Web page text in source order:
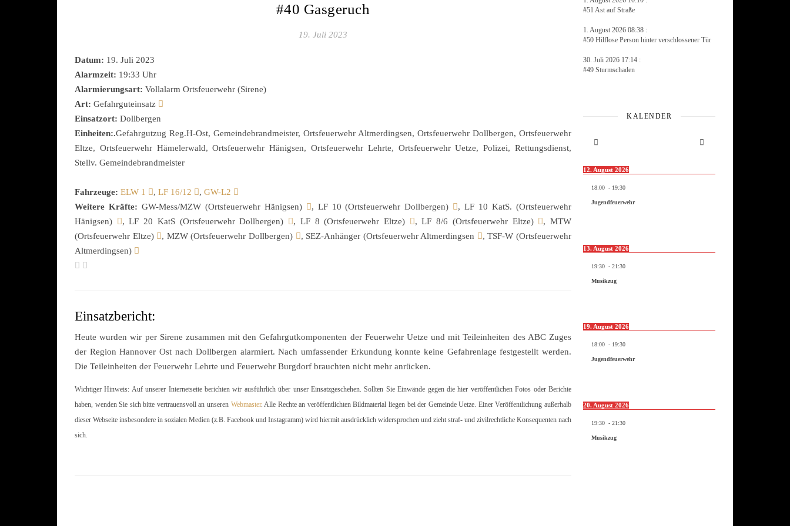
#40 Gasgeruch
19. Juli 2023
Datum: 19. Juli 2023
Alarmzeit: 19:33 Uhr
Alarmierungsart: Vollalarm Ortsfeuerwehr (Sirene)
Art: Gefahrguteinsatz
Einsatzort: Dollbergen
Einheiten:.Gefahrgutzug Reg.H-Ost, Gemeindebrandmeister, Ortsfeuerwehr Altmerdingsen, Ortsfeuerwehr Dollbergen, Ortsfeuerwehr
Eltze, Ortsfeuerwehr Hämelerwald, Ortsfeuerwehr Hänigsen, Ortsfeuerwehr Lehrte, Ortsfeuerwehr Uetze, Polizei, Rettungsdienst,
Stellv. Gemeindebrandmeister
Fahrzeuge: ELW 1 , LF 16/12 , GW-L2
Weitere Kräfte: GW-Mess/MZW (Ortsfeuerwehr Hänigsen) , LF 10 (Ortsfeuerwehr Dollbergen)
, LF 10 KatS. (Ortsfeuerwehr
Hänigsen)
, LF 20 KatS (Ortsfeuerwehr Dollbergen) , LF 8 (Ortsfeuerwehr Eltze) , LF 8/6 (Ortsfeuerwehr Eltze)
, MTW
(Ortsfeuerwehr Eltze)
, MZW (Ortsfeuerwehr Dollbergen) , SEZ-Anhänger (Ortsfeuerwehr Altmerdingsen
, TSF-W (Ortsfeuerwehr
Altmerdingsen)
Einsatzbericht:
Heute wurden wir per Sirene zusammen mit den Gefahrgutkomponenten der Feuerwehr Uetze und mit Teileinheiten des ABC Zuges
der Region Hannover Ost nach Dollbergen alarmiert. Nach umfassender Erkundung konnte keine Gefahrenlage festgestellt werden.
Die Teileinheiten der Feuerwehr Lehrte und Feuerwehr Burgdorf brauchten nicht mehr anrücken.
Wichtiger Hinweis: Auf unserer Internetseite berichten wir ausführlich über unser Einsatzgeschehen. Sollten Sie Einwände gegen die hier veröffentlichen Fotos oder Berichte
haben, wenden Sie sich bitte vertrauensvoll an unseren Webmaster. Alle Rechte an veröffentlichten Bildmaterial liegen bei der Gemeinde Uetze. Einer Veröffentlichung außerhalb
dieser Webseite insbesondere in sozialen Medien (z.B. Facebook und Instagramm) wird hiermit ausdrücklich widersprochen und zieht straf- und zivilrechtliche Konsequenten nach
sich.
#51 Ast auf Straße
1. August 2026 08:38 :
#50 Hilflose Person hinter verschlossener Tür
30. Juli 2026 17:14 :
#49 Sturmschaden
KALENDER
12. August 2026
18:00 - 19:30
Jugendfeuerwehr
13. August 2026
19:30 - 21:30
Musikzug
19. August 2026
18:00 - 19:30
Jugendfeuerwehr
20. August 2026
19:30 - 21:30
Musikzug